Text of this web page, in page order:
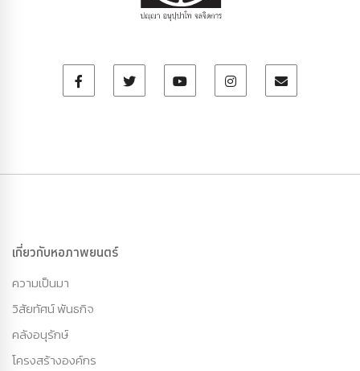
เกี่ยวกับหอภาพยนตร์
ความเป็นมา
วิสัยทัศน์ พันธกิจ
คลังอนุรักษ์
โครงสร้างองค์กร